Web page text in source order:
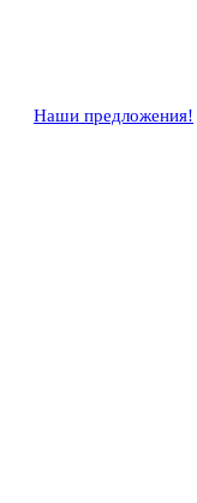
Наши предложения!